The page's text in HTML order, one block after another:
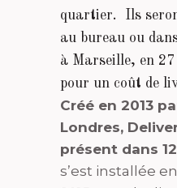
quartier. Ils
au bureau ou
à Marseille, en
pour un coût de
Créé en 2013
Londres,
présent dans
s’est installée